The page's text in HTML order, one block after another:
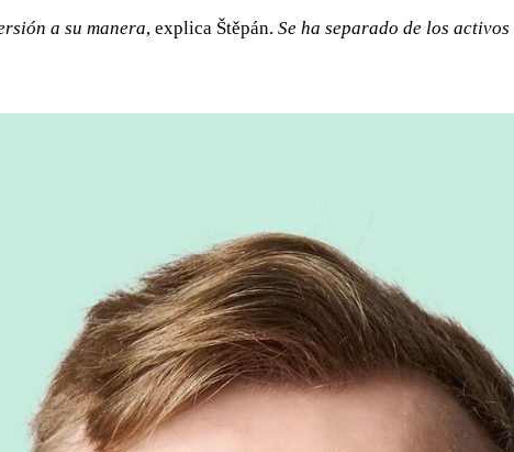
a su manera, explica Štěpán. Se ha separado de los